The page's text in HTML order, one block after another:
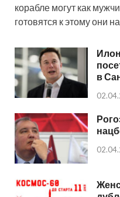
корабле могут как
готовятся к этому они
в